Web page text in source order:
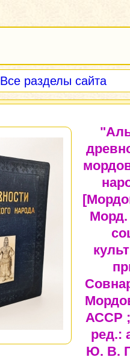
Все разделы сайта
АССР
ред.:
Ю. В.